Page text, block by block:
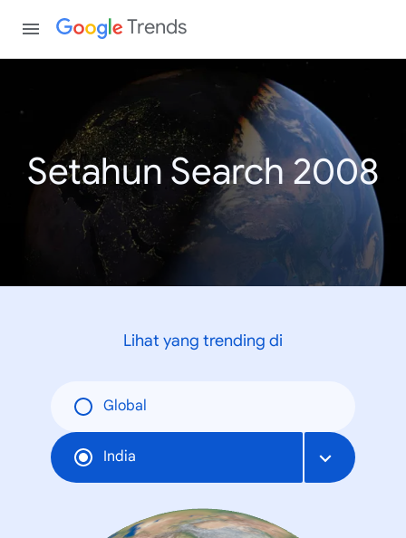
Trends
Setahun Search 2008
Lihat yang trending di
Global
India